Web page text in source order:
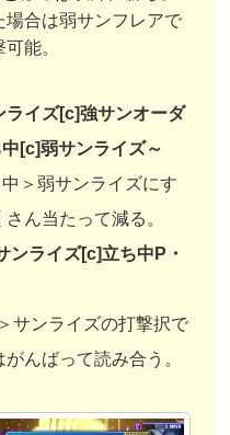
合は弱サンフレアで
能。
ライズ[c]強サンオーダ
[c]弱サンライズ～
＞弱サンライズにす
ん当たって減る。
ンライズ[c]立ち中P・
サンライズの打撃択で
んばって読み合う。